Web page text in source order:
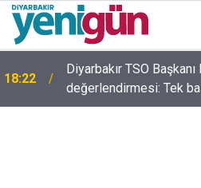
18:22
Diyarbakır TSO
değerlendirmesi: Tek
12:59
Diyarbakır’da o hattaki